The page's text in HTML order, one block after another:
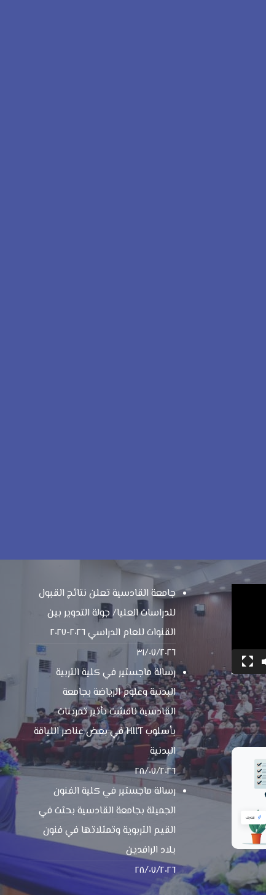
جامعة القادسية تعلن نتائج القبول
للدراسات العليا/ جولة التدوير بين
القنوات للعام الدراسي ٢٠٢٦-٢٠٢٧
٣١/٠٧/٢٠٢٦
رسالة ماجستير في كلية التربية
البدنية وعلوم الرياضة بجامعة
القادسية ناقشت تأثير تمرينات
بأسلوب HIIT في بعض عناصر اللياقة
البدنية
٢٨/٠٧/٢٠٢٦
رسالة ماجستير في كلية الفنون
الجميلة بجامعة القادسية بحثت في
القيم التربوية وتمثلاتها في فنون
بلاد الرافدين
٢٨/٠٧/٢٠٢٦